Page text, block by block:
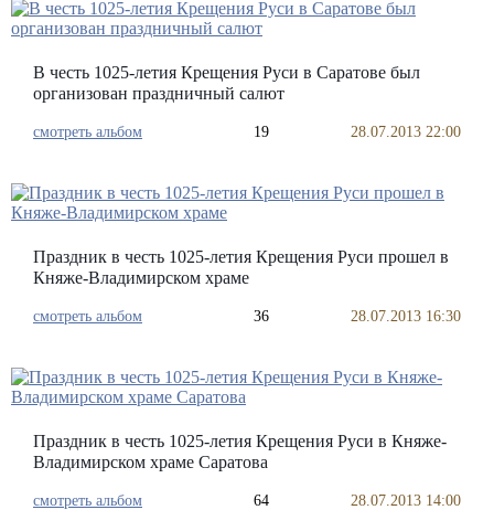
В честь 1025-летия Крещения Руси в Саратове был
организован праздничный салют
смотреть альбом 19 28.07.2013 22:00
Праздник в честь 1025-летия Крещения Руси прошел в
Княже-Владимирском храме
смотреть альбом 36 28.07.2013 16:30
Праздник в честь 1025-летия Крещения Руси в Княже-
Владимирском храме Саратова
смотреть альбом 64 28.07.2013 14:00